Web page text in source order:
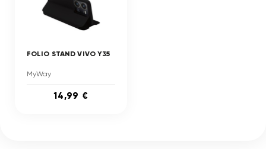
FOLIO STAND VIVO Y35
MyWay
14,99 €